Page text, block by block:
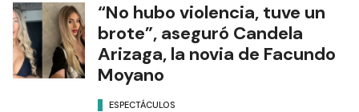
“No hubo violencia, tuve un
brote”, aseguró Candela
Arizaga, la novia de Facundo
Moyano
ESPECTÁCULOS